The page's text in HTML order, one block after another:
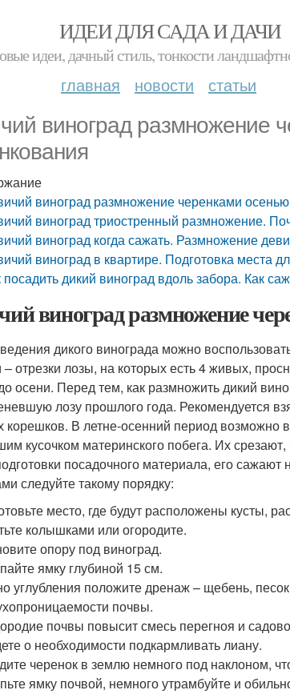
ИДЕИ ДЛЯ САДА И ДАЧИ
идеи, дачный стиль, тонкости
главная новости статьи
виноград размножение
виноград размножение черенками
виноград триостренный размножение.
виноград когда сажать. Размножение
виноград в квартире. Подготовка места
посадить дикий виноград вдоль забора. Как
виноград размножение
дикого винограда можно
– отрезки лозы, на которых есть 4 живых,
осени. Перед тем, как размножить дикий
лозу прошлого года. Рекомендуется
корешков. В летне-осенний период
кусочком материнского побега. Их
посадочного материала, его
следуйте такому порядку:
место, где будут расположены кусты,
колышками или огородите.
опору под виноград.
ямку глубиной 15 см.
углубления положите дренаж – щебень,
почвы.
почвы повысит смесь перегноя и
о необходимости подкармливать лиану.
черенок в землю немного под наклоном,
ямку почвой, немного утрамбуйте и